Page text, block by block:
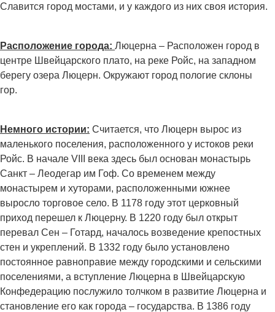
Славится город мостами, и у каждого из них своя история.
Расположение города: Люцерна – Расположен город в
центре Швейцарского плато, на реке Ройс, на западном
берегу озера Люцерн. Окружают город пологие склоны
гор.
Немного истории: Считается, что Люцерн вырос из
маленького поселения, расположенного у истоков реки
Ройс. В начале VIII века здесь был основан монастырь
Санкт – Леодегар им Гоф. Со временем между
монастырем и хуторами, расположенными южнее
выросло торговое село. В 1178 году этот церковный
приход перешел к Люцерну. В 1220 году был открыт
перевал Сен – Готард, началось возведение крепостных
стен и укреплений. В 1332 году было установлено
постоянное равноправие между городскими и сельскими
поселениями, а вступление Люцерна в Швейцарскую
Конфедерацию послужило толчком в развитие Люцерна и
становление его как города – государства. В 1386 году